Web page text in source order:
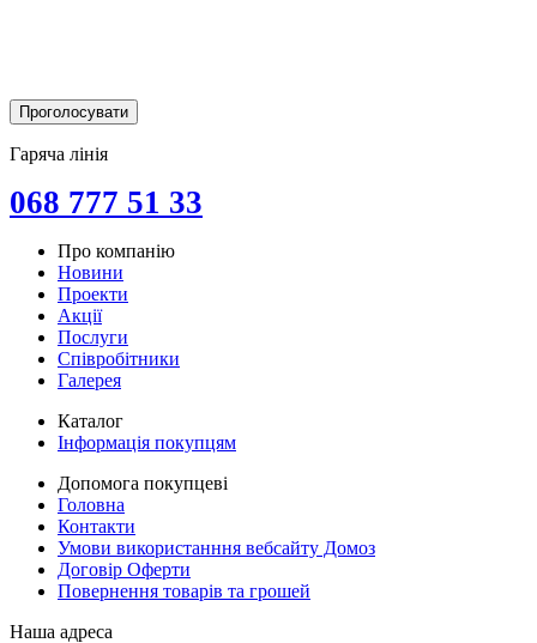
Гаряча лінія
068 777 51 33
Про компанію
Новини
Проекти
Акції
Послуги
Співробітники
Галерея
Каталог
Інформація покупцям
Допомога покупцеві
Головна
Контакти
Умови використанння вебсайту Домоз
Договір Оферти
Повернення товарів та грошей
Наша адреса